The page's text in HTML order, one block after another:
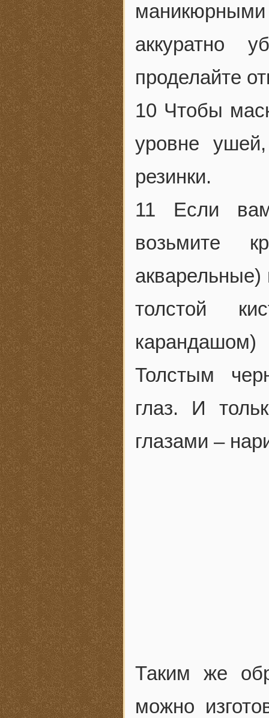
аккуратно
проделайте
10 Чтобы
уровне
резинки.
11 Если вам
возьмите
толстой
Толстым
глаз. И
глазами –
Таким же
можно